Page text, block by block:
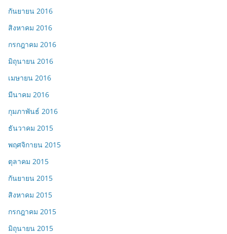
กันยายน 2016
สิงหาคม 2016
กรกฎาคม 2016
มิถุนายน 2016
เมษายน 2016
มีนาคม 2016
กุมภาพันธ์ 2016
ธันวาคม 2015
พฤศจิกายน 2015
ตุลาคม 2015
กันยายน 2015
สิงหาคม 2015
กรกฎาคม 2015
มิถุนายน 2015